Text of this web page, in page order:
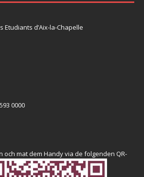
Etudiants d’Aix-la-Chapelle
0000
och mat dem Handy via de folgenden QR-